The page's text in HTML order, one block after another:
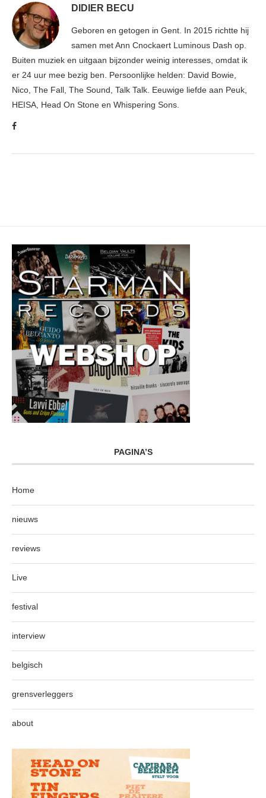
DIDIER BECU
Geboren en getogen in Gent. In 2015 richtte hij
samen met Ann Cnockaert Luminous Dash op.
Buiten muziek en uitgaan bijzonder weinig interesses, omdat ik
er 24 uur mee bezig ben. Persoonlijke helden: David Bowie,
Nico, The Fall, The Sound, Talk Talk. Eeuwige liefde aan Peuk,
HEISA, Head On Stone en Whispering Sons.
PAGINA’S
Home
nieuws
reviews
Live
festival
interview
belgisch
grensverleggers
about